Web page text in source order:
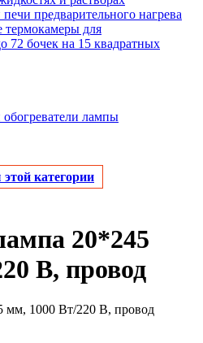
предварительного нагрева
термокамеры для
72 бочек на 15 квадратных
лампы
категории
20*245
В, провод